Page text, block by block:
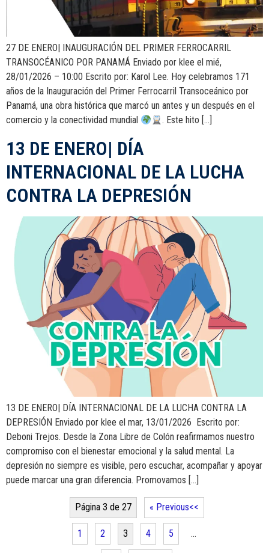
27 DE ENERO| INAUGURACIÓN DEL PRIMER FERROCARRIL
TRANSOCÉANICO POR PANAMÁ Enviado por klee el mié,
28/01/2026 – 10:00 Escrito por: Karol Lee. Hoy celebramos 171
años de la Inauguración del Primer Ferrocarril Transoceánico por
Panamá, una obra histórica que marcó un antes y un después en el
comercio y la conectividad mundial
. Este hito […]
13 DE ENERO| DÍA
INTERNACIONAL DE LA LUCHA
CONTRA LA DEPRESIÓN
13 DE ENERO| DÍA INTERNACIONAL DE LA LUCHA CONTRA LA
DEPRESIÓN Enviado por klee el mar, 13/01/2026 Escrito por:
Deboni Trejos. Desde la Zona Libre de Colón reafirmamos nuestro
compromiso con el bienestar emocional y la salud mental. La
depresión no siempre es visible, pero escuchar, acompañar y apoyar
puede marcar una gran diferencia. Promovamos […]
Página 3 de 27 « Previous
1 2 3 4 5 …